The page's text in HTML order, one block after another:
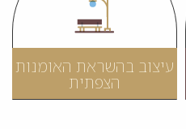
עיצוב בהשראת האומנות
הצפתית